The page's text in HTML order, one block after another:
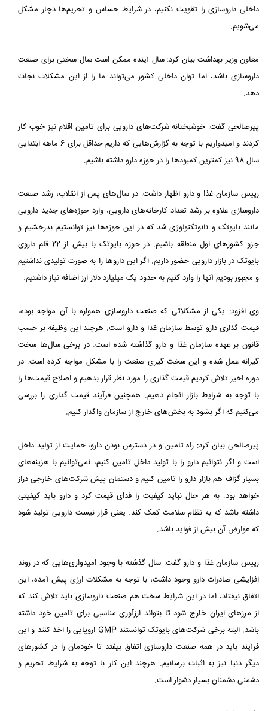
داخلی داروسازی را تقویت نکنیم، در شرایط حساس و تحریم‌ها دچار مشکل
می‌شویم.‏
معاون وزیر بهداشت بیان کرد: سال آینده ممکن است سال سختی برای صنعت
داروسازی باشد، اما توان داخلی کشور می‌تواند ما را ‏از این مشکلات نجات
دهد.‏
پیرصالحی گفت: خوشبختانه شرکت‌های دارویی برای تامین اقلام نیز خوب کار
کردند و امیدواریم با توجه به گزارش‌هایی که داریم ‏حداقل برای 6 ماهه ابتدایی
سال 98 نیز کمترین کمبودها را در حوزه دارو داشته باشیم.‏
رییس سازمان غذا و دارو اظهار داشت: در سال‌های پس از انقلاب، رشد صنعت
داروسازی علاوه بر رشد تعداد کارخانه‌های ‏دارویی، وارد حوزه‌های جدید دارویی
مانند بایوتک و نانوتکنولوژی شد که در این حوزه‌ها نیز توانستیم بدرخشیم و
جزو کشورهای ‏اول منطقه باشیم. در حوزه بایوتک با بیش از 22 قلم داروی
بایوتک در بازار دارویی حضور داریم. اگر این داروها را به صورت ‏تولیدی نداشتیم
و مجبور بودیم آنها را وارد کنیم به حدود یک میلیارد دلار ارز اضافه نیاز داشتیم.‏
وی افزود: یکی از مشکلاتی که صنعت داروسازی همواره با آن مواجه بوده،
قیمت گذاری دارو توسط سازمان غذا و دارو است. ‏هرچند این وظیفه بر حسب
قانون بر عهده سازمان غذا و دارو گذاشته شده است. در برخی سال‌ها سخت
گیرانه عمل شده و این سخت ‏گیری صنعت را با مشکل مواجه کرده است. در
دوره اخیر تلاش کردیم قیمت گذاری را مورد نظر قرار بدهیم و اصلاح قیمت‌ها را
با ‏توجه به شرایط بازار انجام دهیم. همچنین فرآیند قیمت گذاری را بررسی
می‌کنیم که اگر بشود به بخش‌های خارج از سازمان واگذار ‏کنیم.‏
پیرصالحی بیان کرد: راه تامین و در دسترس بودن دارو، حمایت از تولید داخل
است و اگر نتوانیم دارو را با تولید داخل تامین کنیم، ‏نمی‌توانیم با هزینه‌های
بسیار گزاف هم بازار دارو را تامین کنیم و دستمان پیش شرکت‌های خارجی دراز
خواهد بود. به هر حال نباید ‏کیفیت را فدای قیمت کرد و دارو باید کیفیتی
داشته باشد که به نظام سلامت کمک کند. یعنی قرار نیست دارویی تولید شود
که عوارض ‏آن بیش از فواید باشد.‏
رییس سازمان غذا و دارو گفت: سال گذشته با وجود امیدواری‌هایی که در روند
افزایشی صادرات دارو وجود داشت، با توجه به ‏مشکلات ارزی پیش آمده، این
اتفاق نیفتاد، اما در این شرایط سخت هم صنعت داروسازی باید تلاش کند که
از مرزهای ایران خارج ‏شود تا بتواند ارزآوری مناسبی برای تامین خود داشته
باشد. البته برخی شرکت‌های بایوتک توانستند ‏GMP‏ اروپایی را اخذ کنند و این
‏فرآیند باید در همه صنعت داروسازی اتفاق بیفتد تا خودمان را در کشورهای
دیگر دنیا نیز به اثبات برسانیم. هرچند این کار با توجه به ‏شرایط تحریم و
دشمنی دشمنان بسیار دشوار است.‏